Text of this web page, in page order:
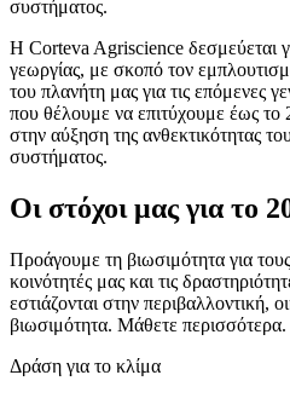
συστήματος.
Η Corteva Agriscience δεσμεύεται
γεωργίας, με σκοπό τον
του πλανήτη μας για τις επόμενες
που θέλουμε να επιτύχουμε έως το
στην αύξηση της ανθεκτικότητας
συστήματος.
Οι στόχοι μας για το
Προάγουμε τη βιωσιμότητα για τους
κοινότητές μας και τις
εστιάζονται στην περιβαλλοντική,
βιωσιμότητα. Μάθετε περισσότερα.
Δράση για το κλίμα